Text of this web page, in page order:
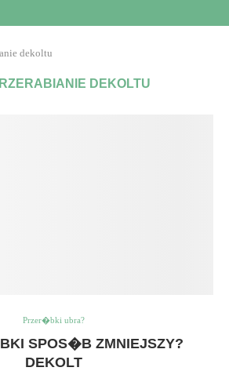
dekoltu
DEKOLTU
Przer�bki ubra?
SPOS�B ZMNIEJSZY?
DEKOLT